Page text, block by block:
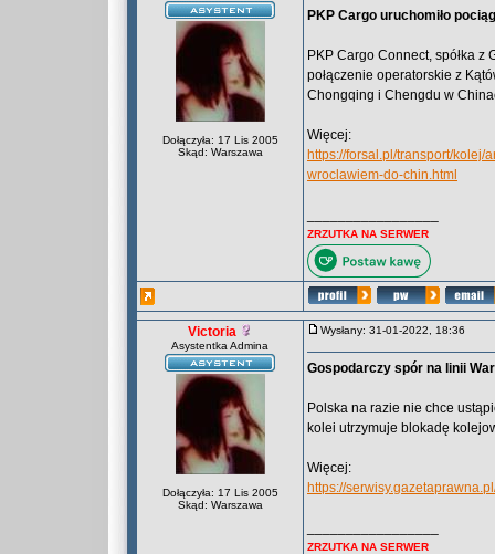
Dołączyła: 17 Lis 2005
Skąd: Warszawa
PKP Cargo uruchomiło
PKP Cargo Connect, spółka z
połączenie operatorskie z
Chongqing i Chengdu w
Więcej:
https://forsal.pl/transport/
wroclawiem-do-chin.html
ZRZUTKA NA SERWER
Victoria
Asystentka Admina
Dołączyła: 17 Lis 2005
Skąd: Warszawa
Wysłany: 31-01-2022, 18:36
Gospodarczy spór na linii
Polska na razie nie chce
kolei utrzymuje blokadę
Więcej:
https://
ZRZUTKA NA SERWER